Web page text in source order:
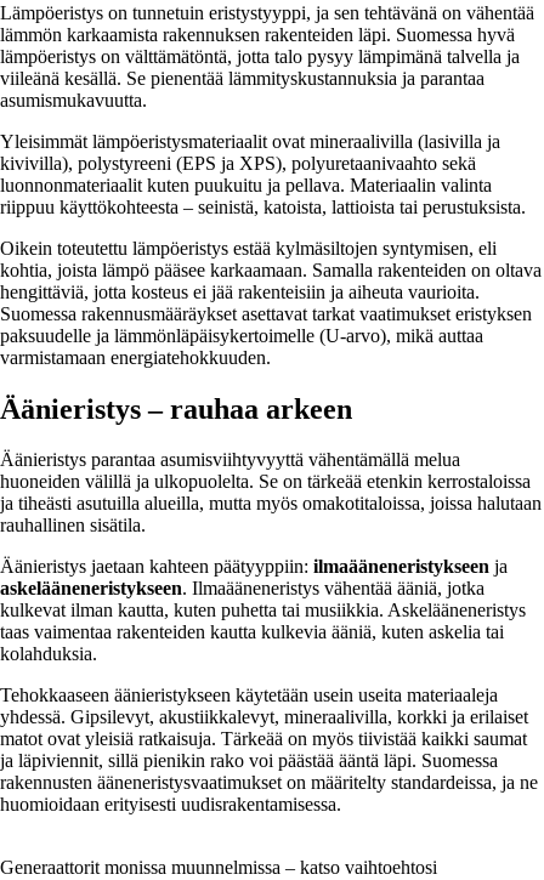
Lämpöeristys on tunnetuin eristystyyppi, ja sen tehtävänä on vähentää
lämmön karkaamista rakennuksen rakenteiden läpi. Suomessa hyvä
lämpöeristys on välttämätöntä, jotta talo pysyy lämpimänä talvella ja
viileänä kesällä. Se pienentää lämmityskustannuksia ja parantaa
asumismukavuutta.
Yleisimmät lämpöeristysmateriaalit ovat mineraalivilla (lasivilla ja
kivivilla), polystyreeni (EPS ja XPS), polyuretaanivaahto sekä
luonnonmateriaalit kuten puukuitu ja pellava. Materiaalin valinta
riippuu käyttökohteesta – seinistä, katoista, lattioista tai perustuksista.
Oikein toteutettu lämpöeristys estää kylmäsiltojen syntymisen, eli
kohtia, joista lämpö pääsee karkaamaan. Samalla rakenteiden on oltava
hengittäviä, jotta kosteus ei jää rakenteisiin ja aiheuta vaurioita.
Suomessa rakennusmääräykset asettavat tarkat vaatimukset eristyksen
paksuudelle ja lämmönläpäisykertoimelle (U-arvo), mikä auttaa
varmistamaan energiatehokkuuden.
Äänieristys – rauhaa arkeen
Äänieristys parantaa asumisviihtyvyyttä vähentämällä melua
huoneiden välillä ja ulkopuolelta. Se on tärkeää etenkin kerrostaloissa
ja tiheästi asutuilla alueilla, mutta myös omakotitaloissa, joissa halutaan
rauhallinen sisätila.
Äänieristys jaetaan kahteen päätyyppiin: ilmaääneneristykseen ja
askelääneneristykseen. Ilmaääneneristys vähentää ääniä, jotka
kulkevat ilman kautta, kuten puhetta tai musiikkia. Askelääneneristys
taas vaimentaa rakenteiden kautta kulkevia ääniä, kuten askelia tai
kolahduksia.
Tehokkaaseen äänieristykseen käytetään usein useita materiaaleja
yhdessä. Gipsilevyt, akustiikkalevyt, mineraalivilla, korkki ja erilaiset
matot ovat yleisiä ratkaisuja. Tärkeää on myös tiivistää kaikki saumat
ja läpiviennit, sillä pienikin rako voi päästää ääntä läpi. Suomessa
rakennusten ääneneristysvaatimukset on määritelty standardeissa, ja ne
huomioidaan erityisesti uudisrakentamisessa.
Generaattorit monissa muunnelmissa – katso vaihtoehtosi